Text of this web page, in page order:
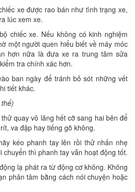
xe được rao bán như tình trạng xe,
lúc xem xe.
chiếc xe. Nếu không có kinh nghiệm
một người quen hiểu biết về máy móc
hơn nữa là đưa xe ra trung tâm sửa
tra chính xác hơn.
ban ngày để tránh bỏ sót những vết
tiết khác.
quay vô lăng hết cỡ sang hai bên để
va đập hay tiếng gõ không.
kéo phanh tay lên rồi thử nhấn nhẹ
chuyển thì phanh tay vẫn hoạt động tốt.
lạ phát ra từ động cơ không. Không
phân tâm bằng cách nói chuyện hoặc